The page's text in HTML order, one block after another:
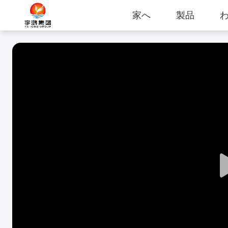
家へ 製品